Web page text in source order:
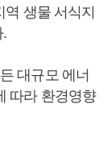
생물 서식지
.
대규모 에너
따라 환경영향